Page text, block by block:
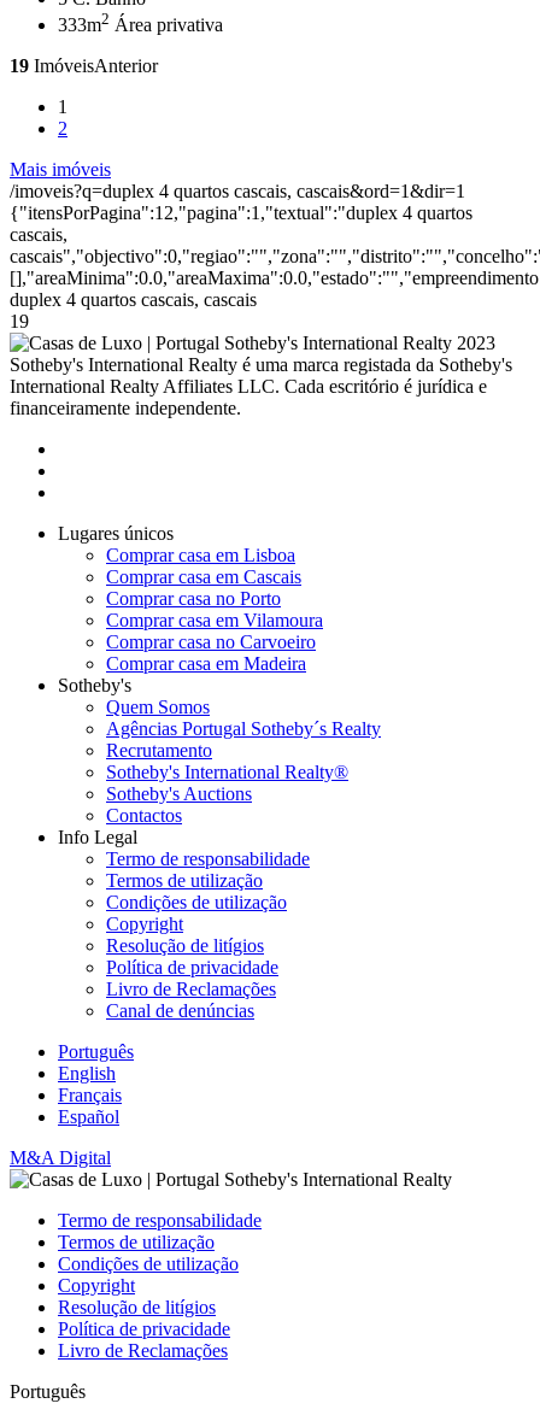
333m2 Área privativa
19 ImóveisAnterior
1
2
Mais imóveis
/imoveis?q=duplex 4 quartos cascais, cascais&ord=1&dir=1
{"itensPorPagina":12,"pagina":1,"textual":"duplex 4 quartos
cascais,
duplex 4 quartos cascais, cascais
19
2023
Sotheby's International Realty é uma marca registada da Sotheby's
International Realty Affiliates LLC. Cada escritório é jurídica e
financeiramente independente.
Lugares únicos
Comprar casa em Lisboa
Comprar casa em Cascais
Comprar casa no Porto
Comprar casa em Vilamoura
Comprar casa no Carvoeiro
Comprar casa em Madeira
Sotheby's
Quem Somos
Agências Portugal Sotheby´s Realty
Recrutamento
Sotheby's International Realty®
Sotheby's Auctions
Contactos
Info Legal
Termo de responsabilidade
Termos de utilização
Condições de utilização
Copyright
Resolução de litígios
Política de privacidade
Livro de Reclamações
Canal de denúncias
Português
English
Français
Español
M&A Digital
Termo de responsabilidade
Termos de utilização
Condições de utilização
Copyright
Resolução de litígios
Política de privacidade
Livro de Reclamações
Português